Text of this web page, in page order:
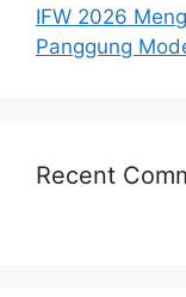
IFW 2026
Panggung
Recent